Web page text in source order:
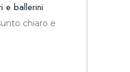
e ballerini
chiaro e